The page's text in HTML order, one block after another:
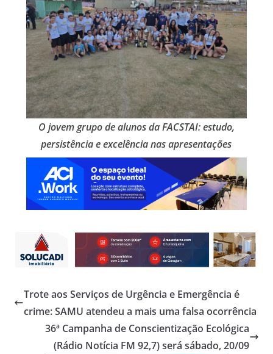
O jovem grupo de alunos da FACSTAI: estudo,
persistência e excelência nas apresentações
Trote aos Serviços de Urgência e Emergência é
crime: SAMU atendeu a mais uma falsa ocorrência
36ª Campanha de Conscientização Ecológica
(Rádio Notícia FM 92,7) será sábado, 20/09